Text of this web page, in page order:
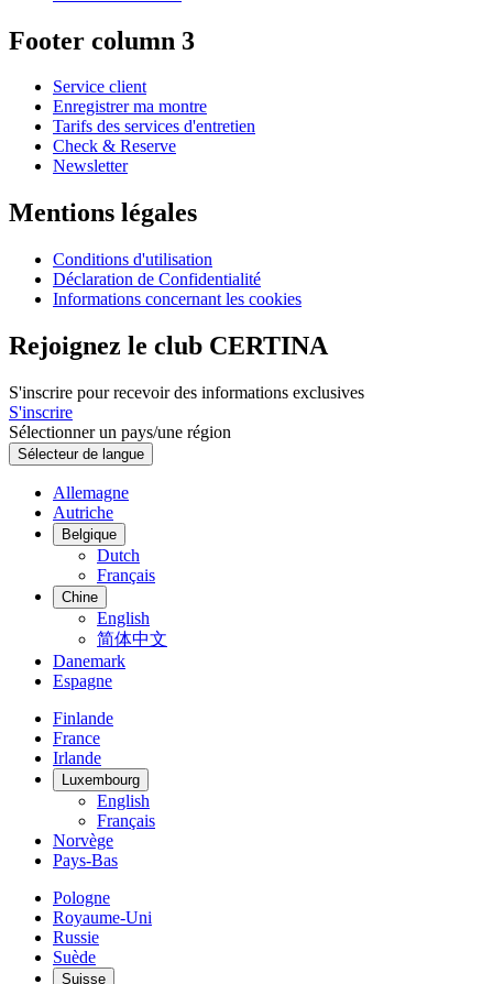
Footer column 3
Service client
Enregistrer ma montre
Tarifs des services d'entretien
Check & Reserve
Newsletter
Mentions légales
Conditions d'utilisation
Déclaration de Confidentialité
Informations concernant les cookies
Rejoignez le club CERTINA
S'inscrire pour recevoir des informations exclusives
S'inscrire
Sélectionner un pays/une région
Sélecteur de langue
Allemagne
Autriche
Belgique
Dutch
Français
Chine
English
简体中文
Danemark
Espagne
Finlande
France
Irlande
Luxembourg
English
Français
Norvège
Pays-Bas
Pologne
Royaume-Uni
Russie
Suède
Suisse